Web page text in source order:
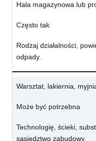
Hala magazynowa lub
Często tak
Rodzaj działalności,
odpady.
Warsztat, lakiernia,
Może być potrzebna
Technologię, ścieki,
sąsiedztwo zabudowy.